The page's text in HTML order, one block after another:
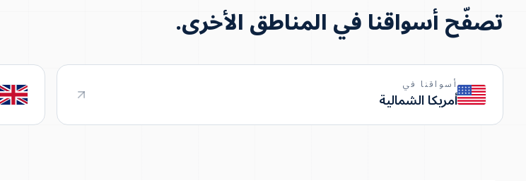
تصفّح أسواقنا في المناطق الأخرى.
أسواقنا في
أمريكا الشمالية